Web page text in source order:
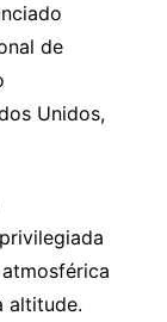
de
Unidos,
altitude.